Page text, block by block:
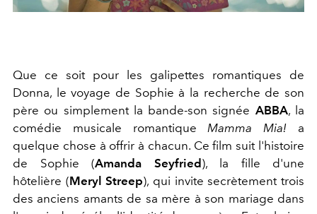
Que ce soit pour les galipettes romantiques de
Donna, le voyage de Sophie à la recherche de son
père ou simplement la bande-son signée ABBA, la
comédie musicale romantiqueMamma Mia! a
quelque chose à offrir à chacun. Ce film suit l'histoire
de Sophie (Amanda Seyfried ), la fille d'une
hôtelière (Meryl Streep), qui invite secrètement trois
des anciens amants de sa mère à son mariage dans